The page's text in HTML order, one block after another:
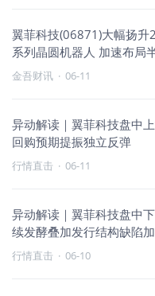
翼菲科技(06871)大幅扬升
系列晶圆机器人 加速布局
金吾财讯 · 06-11
异动解读｜翼菲科技盘中
回购预期提振独立反弹
行情直击 · 06-11
异动解读｜翼菲科技盘中
续发酵叠加发行结构缺陷
行情直击 · 06-10